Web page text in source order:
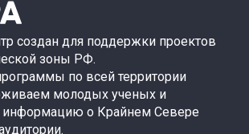
создан для поддержки проектов
зоны РФ.
по всей территории
молодых ученых и
информацию о Крайнем Севере